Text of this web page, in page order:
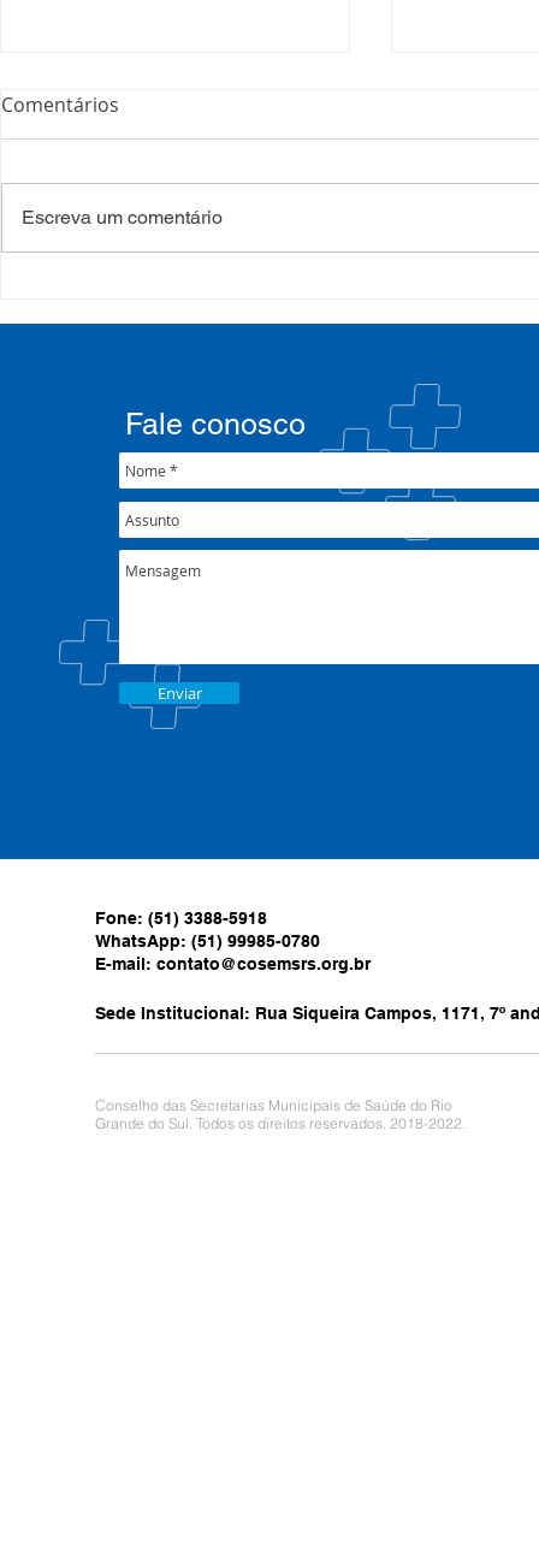
SETEC, realiza Assembleia e
COSEMS/
junto ao
Nacional
Comentários
Escreva um comentário
Enviar
Fale conosco
Fone: (51) 3388-5918
WhatsApp: (51) 99985-0780
E-mail: contato@cosemsrs.org.br
Sede Institucional: Rua Siqueira Campos, 1171, 7º
Conselho das Secretarias Municipais de Saúde do Rio
Grande do Sul. Todos os direitos reservados. 2018-2022.